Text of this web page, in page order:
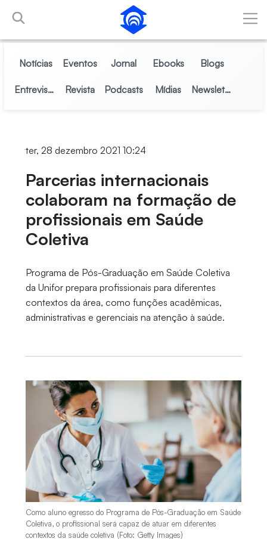
Pular para o Conteúdo principal
Notícias Eventos Jornal Ebooks Blogs
Entrevistas Revista Podcasts Mídias Newsletter
ter, 28 dezembro 2021 10:24
Parcerias internacionais
colaboram na formação de
profissionais em Saúde
Coletiva
Programa de Pós-Graduação em Saúde Coletiva
da Unifor prepara profissionais para diferentes
contextos da área, como funções acadêmicas,
administrativas e gerenciais na atenção à saúde.
Como aluno egresso do Programa de Pós-Graduação em Saúde
Coletiva, o profissional será capaz de atuar em diferentes
contextos da saúde coletiva (Foto: Getty Images)